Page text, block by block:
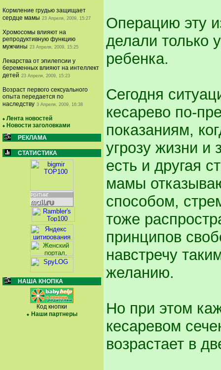
Кормление грудью защищает
сердце мамы 23 Апреля, 2009, 15:27
Хромосомы влияют на
репродуктивную функцию
мужчины 23 Апреля, 2009, 15:25
Лекарства от эпилепсии у
беременных влияют на интеллект
детей 23 Апреля, 2009, 15:23
Возраст первого сексуального
опыта передается по
наследству 3 Апреля, 2009, 16:38
Лента новостей
Новости заголовками
РЕКЛАМА
СТАТИСТИКА
НАША КНОПКА
Код кнопки
Наши партнеры
Операцию эту
делали только
ребенка.
Сегодня
кесарево по-
показаниям,
угрозу жизни и
есть и другая
мамы
способом,
тоже
принципов
навстречу
желанию.
Но при этом
кесаревом
возрастает в